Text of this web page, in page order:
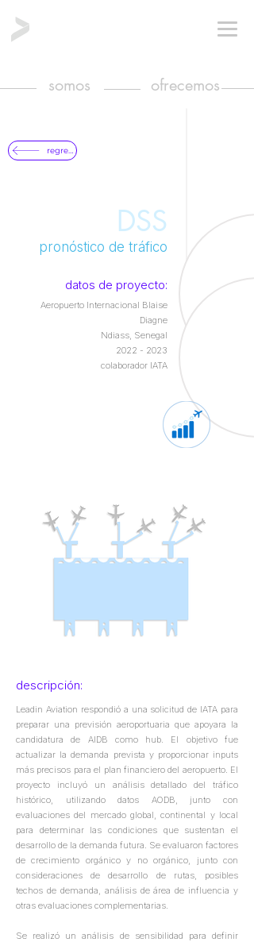
somos ofrecemos
regresar
DSS
pronóstico de tráfico
datos de proyecto:
Aeropuerto Internacional Blaise
Diagne
Ndiass, Senegal
2022 - 2023
colaborador IATA
descripción:
Leadin Aviation respondió a una solicitud de IATA para
preparar una previsión aeroportuaria que apoyara la
candidatura de AIDB como hub. El objetivo fue
actualizar la demanda prevista y proporcionar inputs
más precisos para el plan financiero del aeropuerto. El
proyecto incluyó un análisis detallado del tráfico
histórico, utilizando datos AODB, junto con
evaluaciones del mercado global, continental y local
para determinar las condiciones que sustentan el
desarrollo de la demanda futura. Se evaluaron factores
de crecimiento orgánico y no orgánico, junto con
consideraciones de desarrollo de rutas, posibles
techos de demanda, análisis de área de influencia y
otras evaluaciones complementarias.
Se realizó un análisis de sensibilidad para definir